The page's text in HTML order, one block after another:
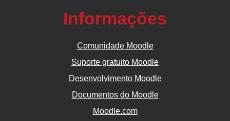
Informações
Comunidade Moodle
Suporte gratuito Moodle
Desenvolvimento Moodle
Documentos do Moodle
Moodle.com